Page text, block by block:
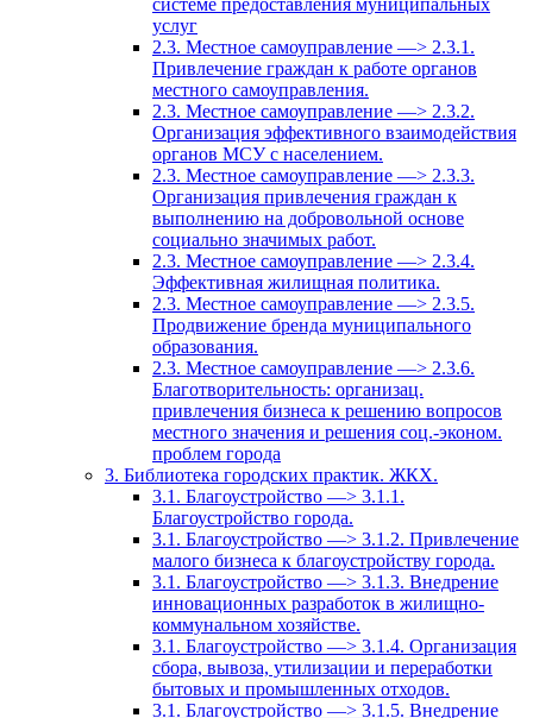
системе предоставления муниципальных
услуг
2.3. Местное самоуправление —> 2.3.1.
Привлечение граждан к работе органов
местного самоуправления.
2.3. Местное самоуправление —> 2.3.2.
Организация эффективного взаимодействия
органов МСУ с населением.
2.3. Местное самоуправление —> 2.3.3.
Организация привлечения граждан к
выполнению на добровольной основе
социально значимых работ.
2.3. Местное самоуправление —> 2.3.4.
Эффективная жилищная политика.
2.3. Местное самоуправление —> 2.3.5.
Продвижение бренда муниципального
образования.
2.3. Местное самоуправление —> 2.3.6.
Благотворительность: организац.
привлечения бизнеса к решению вопросов
местного значения и решения соц.-эконом.
проблем города
3. Библиотека городских практик. ЖКХ.
3.1. Благоустройство —> 3.1.1.
Благоустройство города.
3.1. Благоустройство —> 3.1.2. Привлечение
малого бизнеса к благоустройству города.
3.1. Благоустройство —> 3.1.3. Внедрение
инновационных разработок в жилищно-
коммунальном хозяйстве.
3.1. Благоустройство —> 3.1.4. Организация
сбора, вывоза, утилизации и переработки
бытовых и промышленных отходов.
3.1. Благоустройство —> 3.1.5. Внедрение